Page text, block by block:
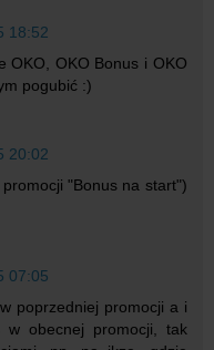
18:52
OKO, OKO Bonus i OKO
pogubić :)
20:02
"Bonus na start")
07:05
poprzedniej promocji a i
obecnej promocji, tak